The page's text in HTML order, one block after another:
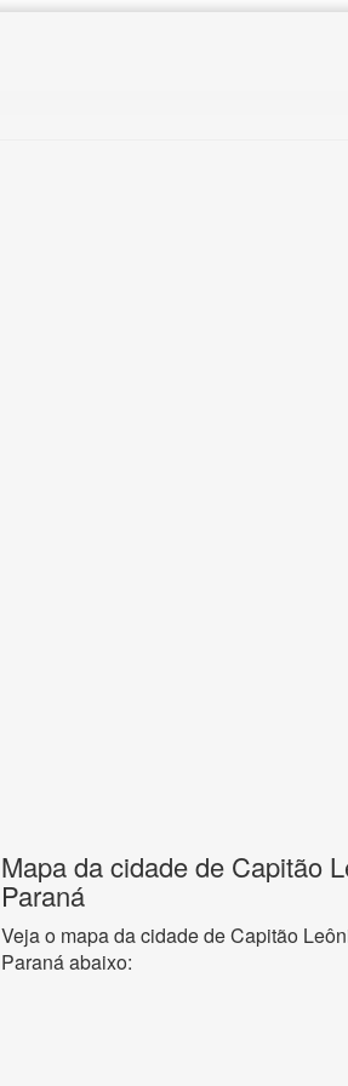
Mapa da cidade de Capitão
Paraná
Veja o mapa da cidade de Capitão
Paraná abaixo: